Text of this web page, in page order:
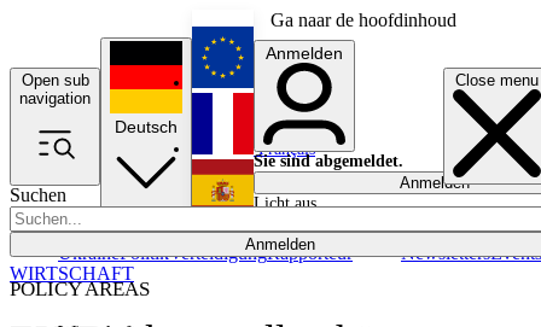
Ga naar de hoofdinhoud
Open sub
navigation
Close menu
Suchen
Anmelden
POLICY AREAS
UkrainePolitikVerteidigungRapporteur NewslettersEvents
Deutsch
English
Français
Anmelden
Sie sind abgemeldet.
Anmelden
Licht aus
WIRTSCHAFT